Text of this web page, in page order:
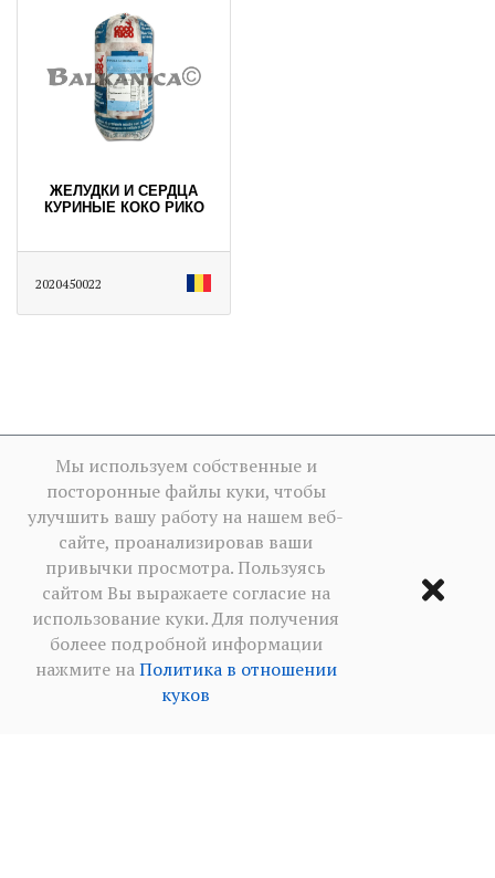
ЖЕЛУДКИ И СЕРДЦА
КУРИНЫЕ КОКО РИКО
2020450022
Мы используем собственные и
посторонные файлы куки, чтобы
улучшить вашу работу на нашем веб-
сайте, проанализировав ваши
привычки просмотра. Пользуясь
сайтом Вы выражаете согласие на
использование куки. Для получения
болеее подробной информации
нажмите наПолитика в отношении
куков